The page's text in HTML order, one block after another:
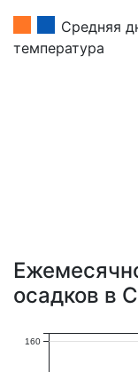
Средняя
температура
осадков в
160